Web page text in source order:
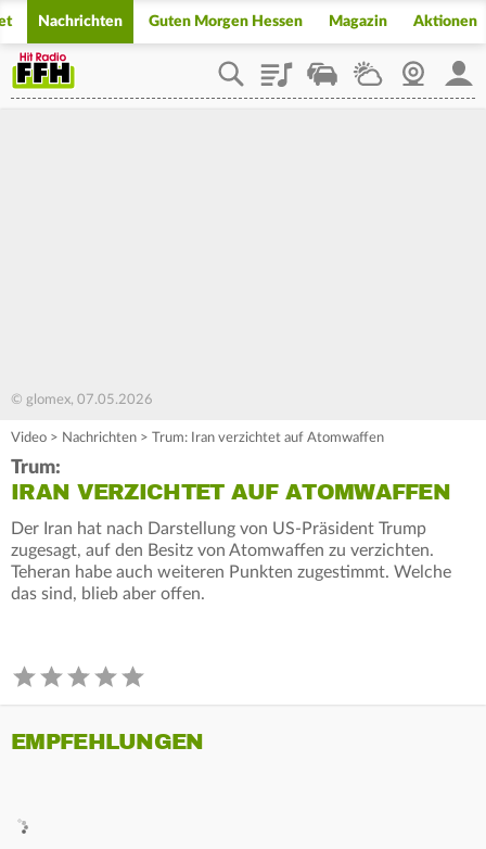
Nachrichten Guten Morgen Hessen Magazin Aktionen
PlaylistStaupilotWetterWebcam
© glomex, 07.05.2026
Video > Nachrichten > Trum: Iran verzichtet auf Atomwaffen
Trum:
IRAN VERZICHTET AUF ATOMWAFFEN
Der Iran hat nach Darstellung von US-Präsident Trump
zugesagt, auf den Besitz von Atomwaffen zu verzichten.
Teheran habe auch weiteren Punkten zugestimmt. Welche
das sind, blieb aber offen.
EMPFEHLUNGEN